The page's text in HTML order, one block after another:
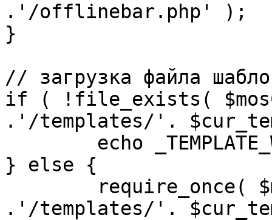
.'/offlinebar.php' );
}
// загрузка файла
if ( !file_exists(
.'/templates/'.
} else {
.'/templates/'.